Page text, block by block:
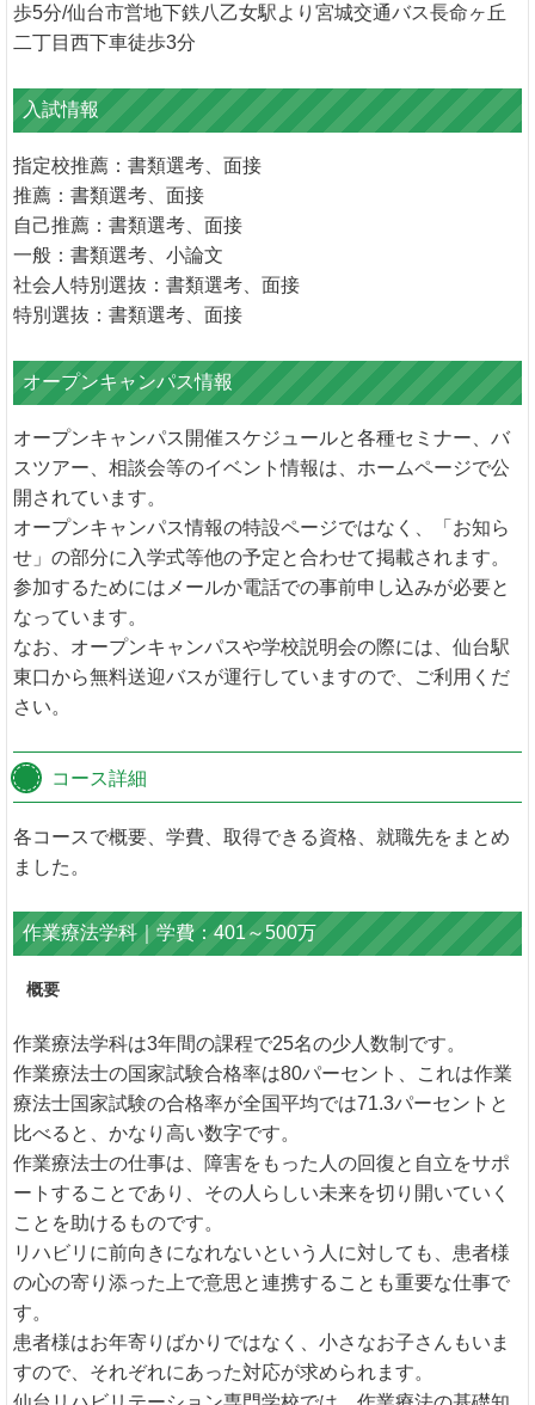
歩5分/仙台市営地下鉄八乙女駅より宮城交通バス長命ヶ丘
二丁目西下車徒歩3分
入試情報
指定校推薦：書類選考、面接
推薦：書類選考、面接
自己推薦：書類選考、面接
一般：書類選考、小論文
社会人特別選抜：書類選考、面接
特別選抜：書類選考、面接
オープンキャンパス情報
オープンキャンパス開催スケジュールと各種セミナー、バ
スツアー、相談会等のイベント情報は、ホームページで公
開されています。
オープンキャンパス情報の特設ページではなく、「お知ら
せ」の部分に入学式等他の予定と合わせて掲載されます。
参加するためにはメールか電話での事前申し込みが必要と
なっています。
なお、オープンキャンパスや学校説明会の際には、仙台駅
東口から無料送迎バスが運行していますので、ご利用くだ
さい。
コース詳細
各コースで概要、学費、取得できる資格、就職先をまとめ
ました。
作業療法学科｜学費：401～500万
概要
作業療法学科は3年間の課程で25名の少人数制です。
作業療法士の国家試験合格率は80パーセント、これは作業
療法士国家試験の合格率が全国平均では71.3パーセントと
比べると、かなり高い数字です。
作業療法士の仕事は、障害をもった人の回復と自立をサポ
ートすることであり、その人らしい未来を切り開いていく
ことを助けるものです。
リハビリに前向きになれないという人に対しても、患者様
の心の寄り添った上で意思と連携することも重要な仕事で
す。
患者様はお年寄りばかりではなく、小さなお子さんもいま
すので、それぞれにあった対応が求められます。